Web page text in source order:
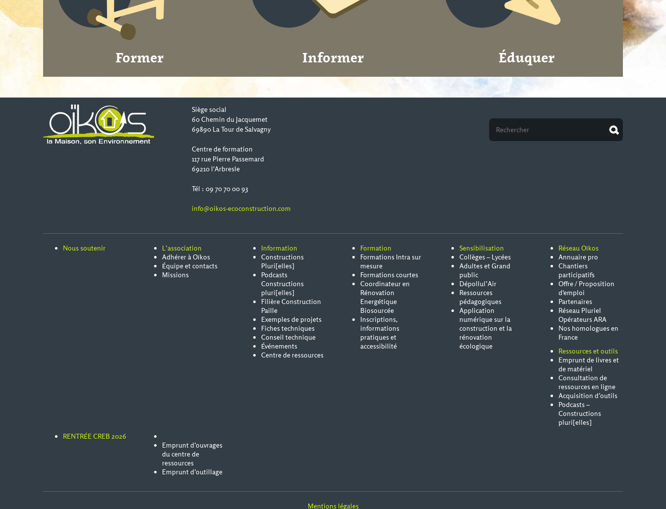
Former Informer Éduquer
Siège social
60 Chemin du Jacquemet
69890 La Tour de Salvagny
Centre de formation
117 rue Pierre Passemard
69210 l'Arbresle
Tél : 09 70 70 00 93
info@oikos-ecoconstruction.com
Nous soutenir
L’association
Adhérer à Oïkos
Équipe et contacts
Missions
Information
Constructions
Pluri[elles]
Podcasts
Constructions
pluri[elles]
Filière Construction
Paille
Exemples de projets
Fiches techniques
Conseil technique
Événements
Centre de ressources
Formation
Formations Intra sur
mesure
Formations courtes
Coordinateur en
Rénovation
Energétique
Biosourcée
Inscriptions,
informations
pratiques et
accessibilité
Sensibilisation
Collèges – Lycées
Adultes et Grand
public
Dépollul’Air
Ressources
pédagogiques
Application
numérique sur la
construction et la
rénovation
écologique
Réseau Oïkos
Annuaire pro
Chantiers
participatifs
Offre / Proposition
d'emploi
Partenaires
Réseau Pluriel
Opérateurs ARA
Nos homologues en
France
Ressources et outils
Emprunt de livres et
de matériel
Consultation de
ressources en ligne
Acquisition d’outils
Podcasts –
Constructions
pluri[elles]
RENTRÉE CREB 2026
Emprunt d’ouvrages
du centre de
ressources
Emprunt d’outillage
Mentions légales